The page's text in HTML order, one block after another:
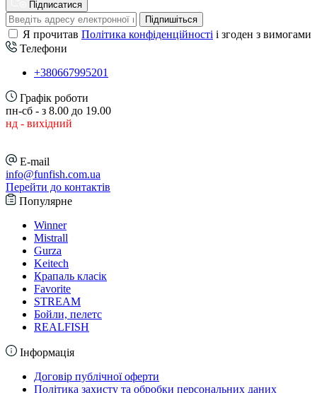
Підписатися
Підпишіться
Я прочитав Політика конфіденційності і згоден з вимогами
Телефони
+380667995201
Графік роботи
пн-сб - з 8.00 до 19.00
нд - вихідний
E-mail
info@funfish.com.ua
Перейти до контактів
Популярне
Winner
Mistrall
Gurza
Keitech
Крапаль класік
Favorite
STREAM
Бойли, пелетс
REALFISH
Інформація
Договір публічної оферти
Політика захисту та обробки персональних даних